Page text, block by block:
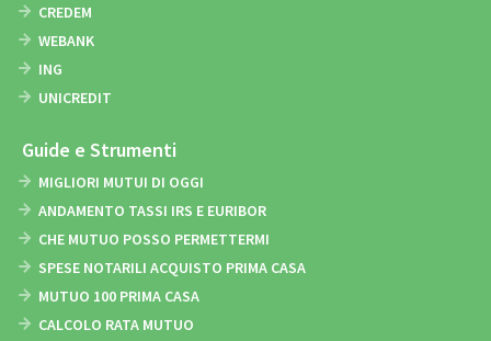
CREDEM
WEBANK
ING
UNICREDIT
Guide e Strumenti
MIGLIORI MUTUI DI OGGI
ANDAMENTO TASSI IRS E EURIBOR
CHE MUTUO POSSO PERMETTERMI
SPESE NOTARILI ACQUISTO PRIMA CASA
MUTUO 100 PRIMA CASA
CALCOLO RATA MUTUO